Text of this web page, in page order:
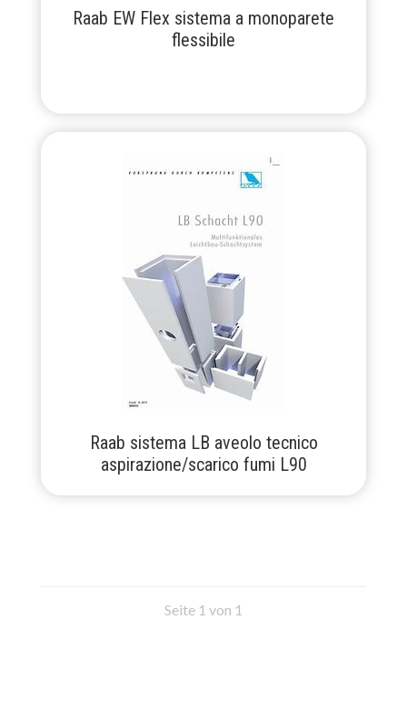
Raab EW Flex sistema a monoparete
flessibile
Raab sistema LB aveolo tecnico
aspirazione/scarico fumi L90
Seite 1 von 1